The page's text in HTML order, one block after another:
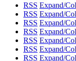
RSS Expand/
RSS Expand/
RSS Expand/
RSS Expand/
RSS Expand/
RSS Expand/
RSS Expand/